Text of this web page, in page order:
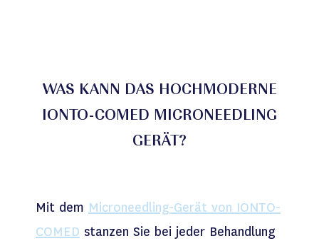
WAS KANN DAS HOCHMODERNE
IONTO-COMED MICRONEEDLING
GERÄT?
Mit dem Microneedling-Gerät von IONTO-
COMED stanzen Sie bei jeder Behandlung